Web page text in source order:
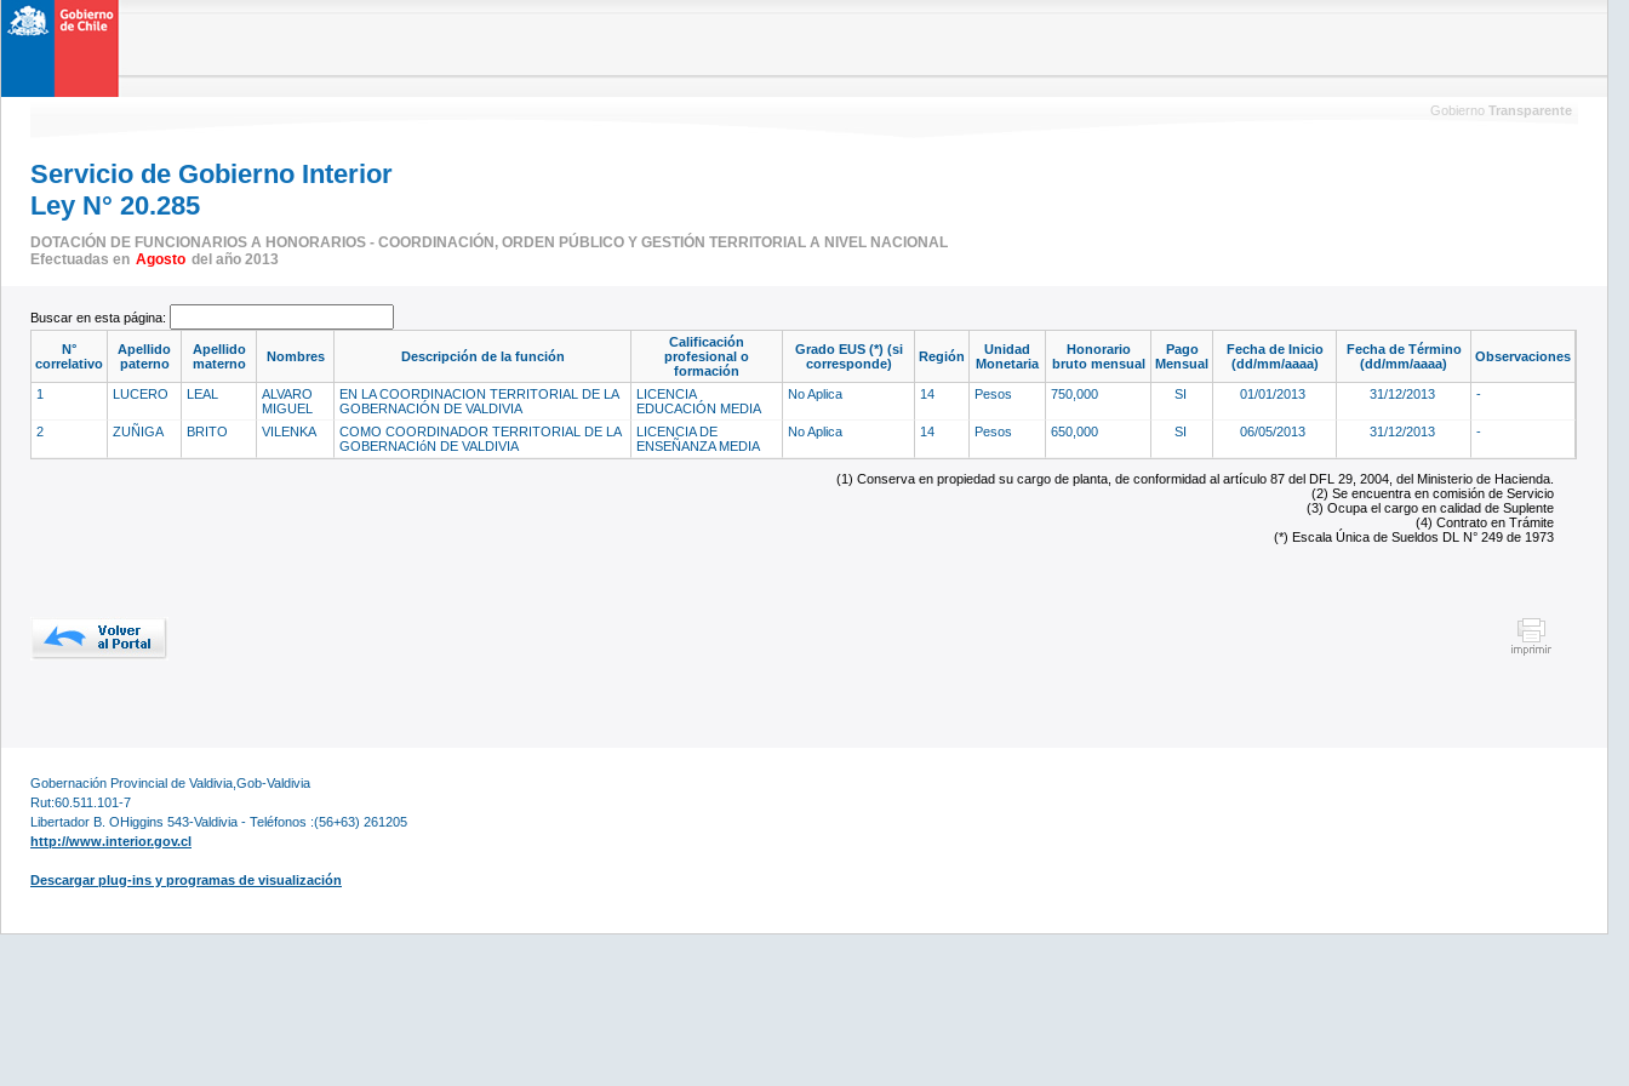
Gobierno Transparente
Servicio de Gobierno Interior
Ley N° 20.285
DOTACIÓN DE FUNCIONARIOS A HONORARIOS - COORDINACIÓN, ORDEN PÚBLICO Y GESTIÓN TERRITORIAL A NIVEL NACIONAL
Efectuadas en Agosto del año 2013
Buscar en esta página:
N°
correlativo
Apellido
paterno
Apellido
materno
Nombres Descripción de la función
Calificación
profesional o
formación
Grado EUS (*) (si
corresponde)
Región
Unidad
Monetaria
Honorario
bruto mensual
Pago
Mensual
Fecha de Inicio
(dd/mm/aaaa)
Fecha de Término
(dd/mm/aaaa)
Observaciones
1 LUCERO LEAL
ALVARO
MIGUEL
EN LA COORDINACION TERRITORIAL DE LA
GOBERNACIÓN DE VALDIVIA
LICENCIA
EDUCACIÓN MEDIA
No Aplica 14 Pesos 750,000 SI 01/01/2013 31/12/2013 -
2 ZUÑIGA BRITO VILENKA
COMO COORDINADOR TERRITORIAL DE LA
GOBERNACIóN DE VALDIVIA
LICENCIA DE
ENSEÑANZA MEDIA
No Aplica 14 Pesos 650,000 SI 06/05/2013 31/12/2013 -
(1) Conserva en propiedad su cargo de planta, de conformidad al artículo 87 del DFL 29, 2004, del Ministerio de Hacienda.
(2) Se encuentra en comisión de Servicio
(3) Ocupa el cargo en calidad de Suplente
(4) Contrato en Trámite
(*) Escala Única de Sueldos DL N° 249 de 1973
Gobernación Provincial de Valdivia,Gob-Valdivia
Rut:60.511.101-7
Libertador B. OHiggins 543-Valdivia - Teléfonos :(56+63) 261205
http://www.interior.gov.cl
Descargar plug-ins y programas de visualización